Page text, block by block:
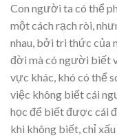
Con người ta có thể
một cách rạch ròi,
nhau, bởi tri thức của
đời mà có người biết
vực khác, khó có thể
việc không biết cái
học để biết được cái
khi không biết, chỉ